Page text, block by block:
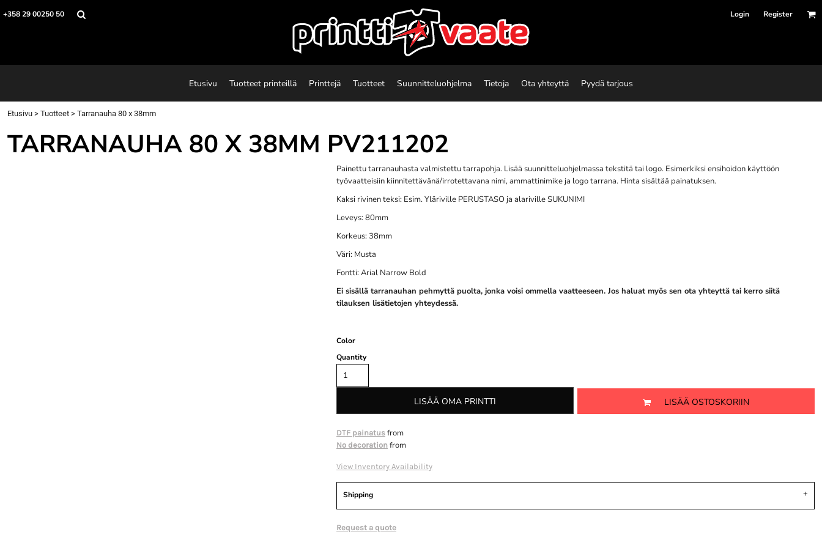
+358 29 00250 50 Login Register
Etusivu Tuotteet printeillä Printtejä Tuotteet Suunnitteluohjelma Tietoja Ota yhteyttä Pyydä tarjous
Etusivu > Tuotteet > Tarranauha 80 x 38mm
TARRANAUHA 80 X 38MM PV211202
Painettu tarranauhasta valmistettu tarrapohja. Lisää suunnitteluohjelmassa tekstitä tai logo. Esimerkiksi ensihoidon käyttöön
työvaatteisiin kiinnitettävänä/irrotettavana nimi, ammattinimike ja logo tarrana. Hinta sisältää painatuksen.
Kaksi rivinen teksi: Esim. Yläriville PERUSTASO ja alariville SUKUNIMI
Leveys: 80mm
Korkeus: 38mm
Väri: Musta
Fontti: Arial Narrow Bold
Ei sisällä tarranauhan pehmyttä puolta, jonka voisi ommella vaatteeseen. Jos haluat myös sen ota yhteyttä tai kerro siitä
tilauksen lisätietojen yhteydessä.
Color
Quantity
LISÄÄ OMA PRINTTI LISÄÄ OSTOSKORIIN
DTF painatus from
No decoration from
View Inventory Availability
Shipping
Request a quote
Etusivu
Ota yhteyttä
Pyydä tarjous
Login